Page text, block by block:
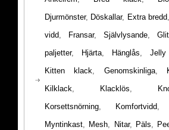
Djurmönster, Döskallar, Extra bredd,
vidd, Fransar, Självlysande,
paljetter, Hjärta, Hänglås,
Kitten klack, Genomskinliga,
Kilklack, Klacklös,
Korsettsnörning, Komfortvidd,
Myntinkast, Mesh, Nitar, Päls,